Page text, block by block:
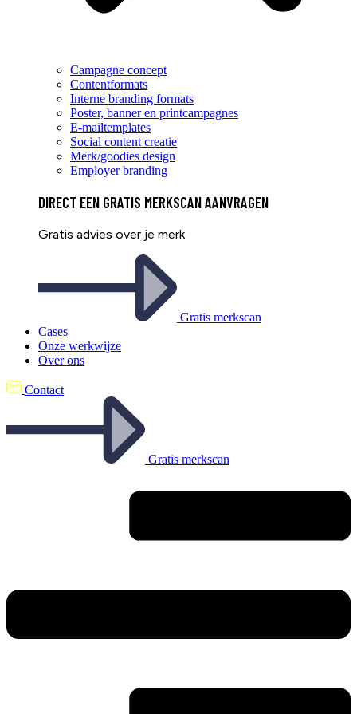
Campagne concept
Contentformats
Interne branding formats
Poster, banner en printcampagnes
E-mailtemplates
Social content creatie
Merk/goodies design
Employer branding
DIRECT EEN GRATIS MERKSCAN AANVRAGEN
Gratis advies over je merk
Gratis merkscan
Cases
Onze werkwijze
Over ons
Contact
Gratis merkscan